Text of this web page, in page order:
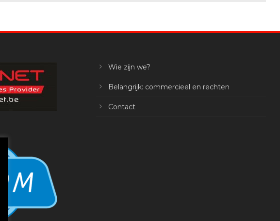
Wie zijn we?
Belangrijk: commercieel en rechten
Contact